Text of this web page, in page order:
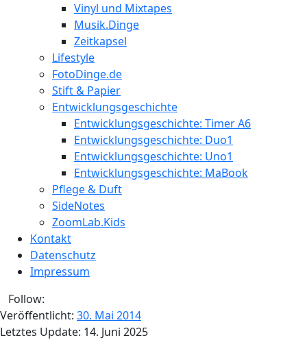
Vinyl und Mixtapes
Musik.Dinge
Zeitkapsel
Lifestyle
FotoDinge.de
Stift & Papier
Entwicklungsgeschichte
Entwicklungsgeschichte: Timer A6
Entwicklungsgeschichte: Duo1
Entwicklungsgeschichte: Uno1
Entwicklungsgeschichte: MaBook
Pflege & Duft
SideNotes
ZoomLab.Kids
Kontakt
Datenschutz
Impressum
Follow:
Veröffentlicht: 30. Mai 2014
Letztes Update: 14. Juni 2025